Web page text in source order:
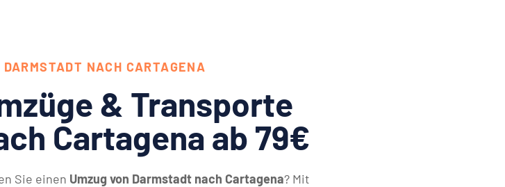
DARMSTADT NACH CARTAGENA
& Transporte
Cartagena ab 79€
Sie einen Umzug von Darmstadt nach Cartagena? Mit